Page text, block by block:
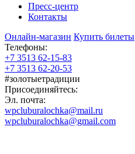
Пресс-центр
Контакты
Онлайн-магазин Купить билеты
Телефоны:
+7 3513 62-15-83
+7 3513 62-20-53
#золотыетрадиции
Присоединяйтесь:
Эл. почта:
wpcluburalochka@mail.ru
wpcluburalochka@gmail.com